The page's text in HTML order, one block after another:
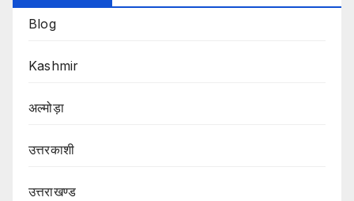
Blog
Kashmir
अल्मोड़ा
उत्तरकाशी
उत्तराखण्ड